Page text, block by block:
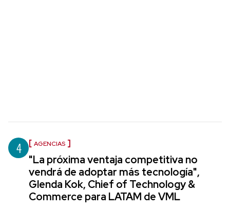
4 AGENCIAS
"La próxima ventaja competitiva no
vendrá de adoptar más tecnología",
Glenda Kok, Chief of Technology &
Commerce para LATAM de VML